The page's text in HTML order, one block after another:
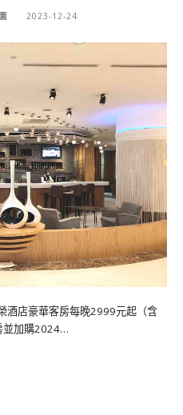
2023-12-24
酒店豪華客房每晚2999元起（含
並加購2024…